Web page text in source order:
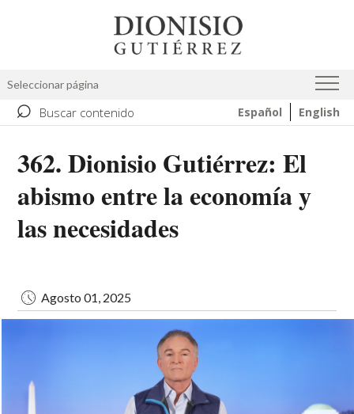
Seleccionar página
⌕ Buscar contenido Español English
362. Dionisio Gutiérrez: El
abismo entre la economía y
las necesidades
Agosto 01, 2025